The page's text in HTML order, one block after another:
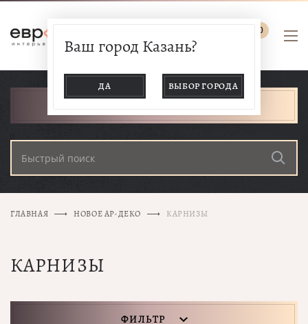
0
Ваш город Казань?
ДА ВЫБОР ГОРОДА
ГЛАВНАЯ НОВОЕ АР-ДЕКО КАРНИЗЫ
КАРНИЗЫ
ФИЛЬТР